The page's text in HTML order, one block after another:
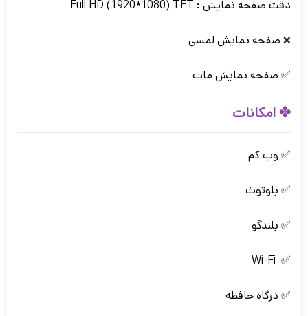
دقت صفحه نمایش : Full HD (1920*1080) TFT
❌ صفحه نمایش لمسی
✅ صفحه نمایش مات
✤ امکانات
✅ وب کم
✅ بلوتوث
✅ بلندگو
✅ Wi-Fi
✅ درگاه حافظه